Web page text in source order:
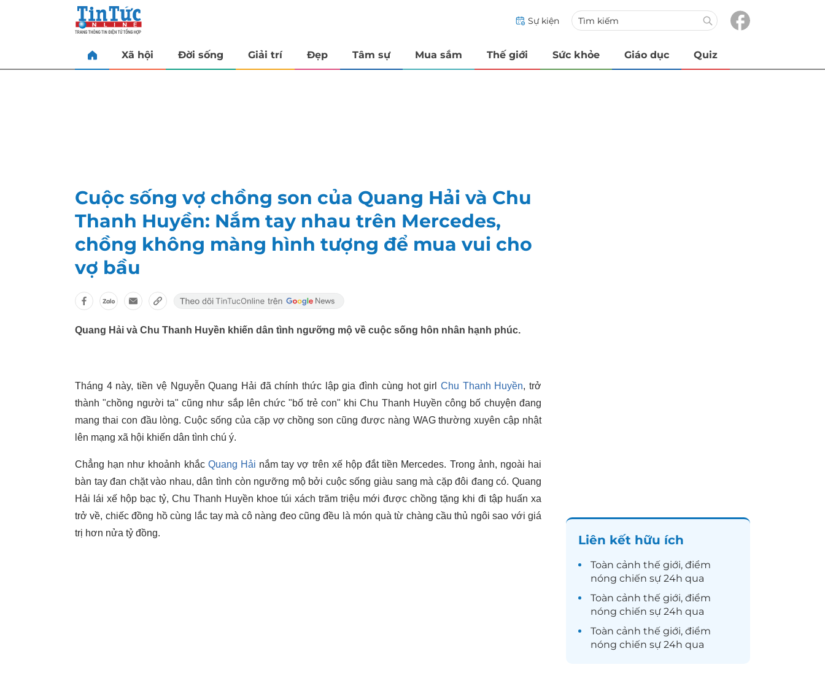
Sự kiện
Xã hội Đời sống Giải trí Đẹp Tâm sự Mua sắm Thế giới Sức khỏe Giáo dục Quiz
Cuộc sống vợ chồng son của Quang Hải và Chu
Thanh Huyền: Nắm tay nhau trên Mercedes,
chồng không màng hình tượng để mua vui cho
vợ bầu
Quang Hải và Chu Thanh Huyền khiến dân tình ngưỡng mộ về cuộc sống hôn nhân hạnh phúc.
Tháng 4 này, tiền vệ Nguyễn Quang Hải đã chính thức lập gia đình cùng hot girl Chu Thanh Huyền, trở
thành "chồng người ta" cũng như sắp lên chức "bố trẻ con" khi Chu Thanh Huyền công bố chuyện đang
mang thai con đầu lòng. Cuộc sống của cặp vợ chồng son cũng được nàng WAG thường xuyên cập nhật
lên mạng xã hội khiến dân tình chú ý.
Chẳng hạn như khoảnh khắc Quang Hải nắm tay vợ trên xế hộp đắt tiền Mercedes. Trong ảnh, ngoài hai
bàn tay đan chặt vào nhau, dân tình còn ngưỡng mộ bởi cuộc sống giàu sang mà cặp đôi đang có. Quang
Hải lái xế hộp bạc tỷ, Chu Thanh Huyền khoe túi xách trăm triệu mới được chồng tặng khi đi tập huấn xa
trở về, chiếc đồng hồ cùng lắc tay mà cô nàng đeo cũng đều là món quà từ chàng cầu thủ ngôi sao với giá
trị hơn nửa tỷ đồng.
Liên kết hữu ích
Toàn cảnh thế giới, điểm
nóng chiến sự 24h qua
Toàn cảnh thế giới, điểm
nóng chiến sự 24h qua
Toàn cảnh thế giới, điểm
nóng chiến sự 24h qua